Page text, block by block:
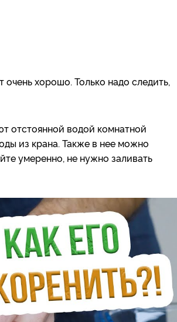
хорошо. Только надо следить,
отстоянной водой комнатной
из крана. Также в нее можно
умеренно, не нужно заливать